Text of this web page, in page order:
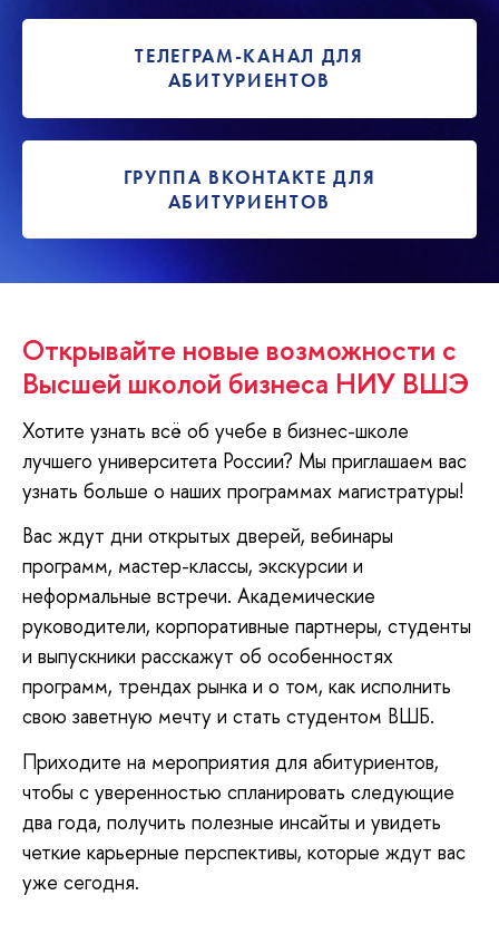
ТЕЛЕГРАМ-КАНАЛ ДЛЯ
АБИТУРИЕНТОВ
ГРУППА ВКОНТАКТЕ ДЛЯ
АБИТУРИЕНТОВ
Открывайте новые возможности с
Высшей школой бизнеса НИУ ВШЭ
Хотите узнать всё об учебе в бизнес-школе
лучшего университета России? Мы приглашаем вас
узнать больше о наших программах магистратуры!
Вас ждут дни открытых дверей, вебинары
программ, мастер-классы, экскурсии и
неформальные встречи. Академические
руководители, корпоративные партнеры, студенты
и выпускники расскажут об особенностях
программ, трендах рынка и о том, как исполнить
свою заветную мечту и стать студентом ВШБ.
Приходите на мероприятия для абитуриентов,
чтобы с уверенностью спланировать следующие
два года, получить полезные инсайты и увидеть
четкие карьерные перспективы, которые ждут вас
уже сегодня.